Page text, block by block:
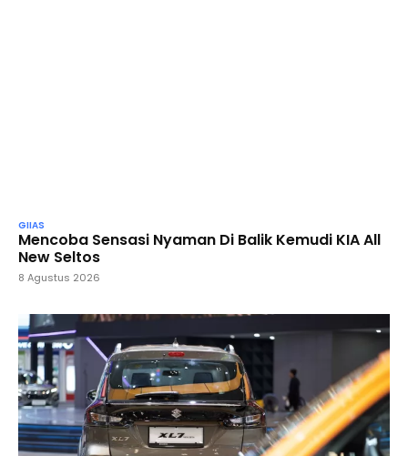
GIIAS
Mencoba Sensasi Nyaman Di Balik Kemudi KIA All
New Seltos
8 Agustus 2026